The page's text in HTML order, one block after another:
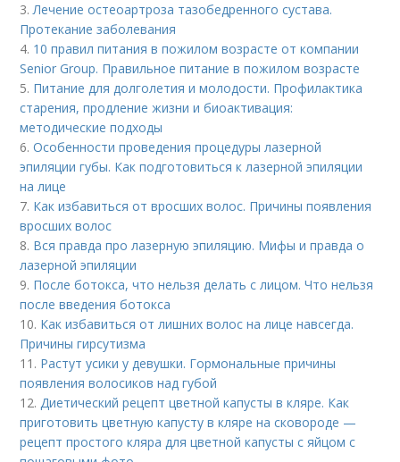
3.Лечение остеоартроза тазобедренного сустава.
Протекание заболевания
4. 10 правил питания в пожилом возрасте от компании
Senior Group. Правильное питание в пожилом возрасте
5. Питание для долголетия и молодости. Профилактика
старения, продление жизни и биоактивация:
методические подходы
6.Особенности проведения процедуры лазерной
эпиляции губы. Как подготовиться к лазерной эпиляции
на лице
7. Как избавиться от вросших волос. Причины появления
вросших волос
8. Вся правда про лазерную эпиляцию. Мифы и правда о
лазерной эпиляции
9. После ботокса, что нельзя делать с лицом. Что нельзя
после введения ботокса
10. Как избавиться от лишних волос на лице навсегда.
Причины гирсутизма
11. Растут усики у девушки. Гормональные причины
появления волосиков над губой
12.Диетический рецепт цветной капусты в кляре. Как
приготовить цветную капусту в кляре на сковороде —
рецепт простого кляра для цветной капусты с яйцом с